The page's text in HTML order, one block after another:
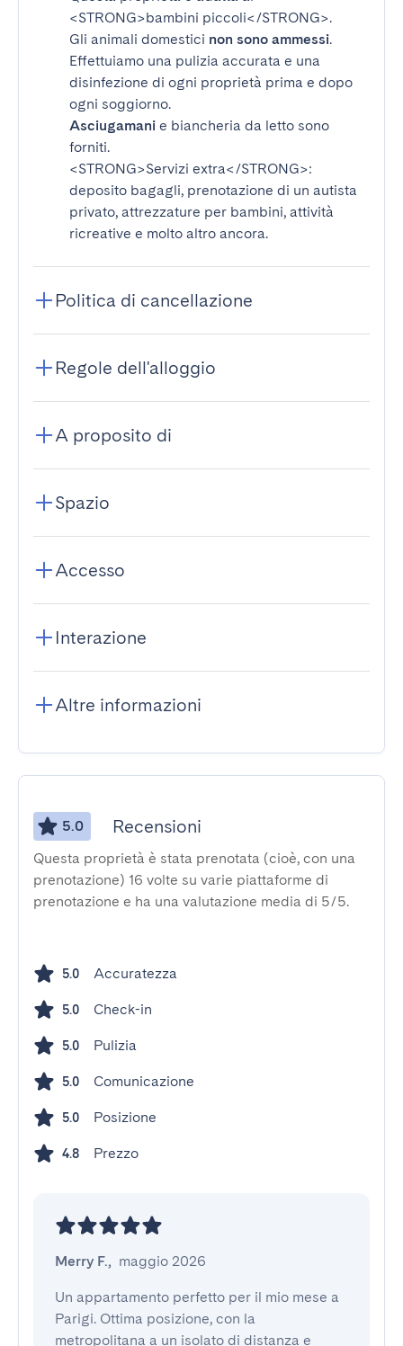
<STRONG>bambini piccoli</STRONG>.
Gli animali domestici non sono ammessi.
Effettuiamo una pulizia accurata e una
disinfezione di ogni proprietà prima e dopo
ogni soggiorno.
Asciugamani e biancheria da letto sono
forniti.
<STRONG>Servizi extra</STRONG>:
deposito bagagli, prenotazione di un autista
privato, attrezzature per bambini, attività
ricreative e molto altro ancora.
Politica di cancellazione
Regole dell'alloggio
A proposito di
Spazio
Accesso
Interazione
Altre informazioni
5.0 Recensioni
Questa proprietà è stata prenotata (cioè, con una
prenotazione) 16 volte su varie piattaforme di
prenotazione e ha una valutazione media di 5/5.
5.0 Accuratezza
5.0 Check-in
5.0 Pulizia
5.0 Comunicazione
5.0 Posizione
4.8 Prezzo
Merry F., maggio 2026
Un appartamento perfetto per il mio mese a
Parigi. Ottima posizione, con la
metropolitana a un isolato di distanza e